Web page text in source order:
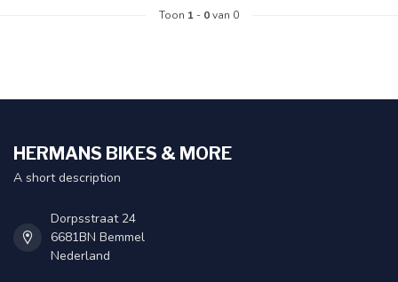
Toon 1 - 0van 0
HERMANS BIKES & MORE
A short description
Dorpsstraat 24
6681BN Bemmel
Nederland